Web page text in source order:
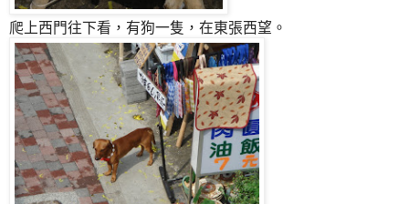
爬上西門往下看，有狗一隻，在東張西望。